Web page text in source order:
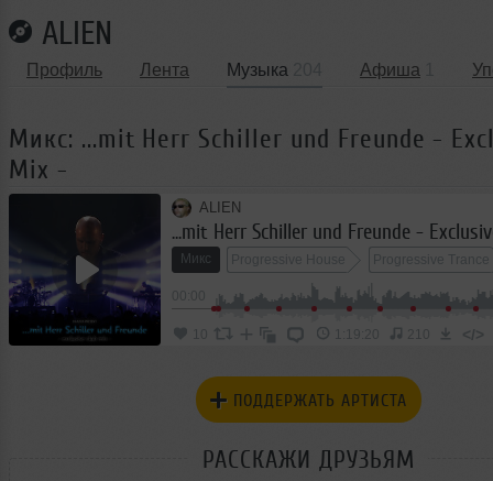
ALIEN
Профиль Лента Музыка Афиша
Микс: ...mit Herr Schiller und Freunde -
Mix -
ALIEN
...mit Herr Schiller und Freunde -
Микс Progressive House Progressive Trance
Progressive Electronic
00:00
10 1:19:20 210 </>
ПОДДЕРЖАТЬ АРТИСТА
РАССКАЖИ ДРУЗЬЯМ